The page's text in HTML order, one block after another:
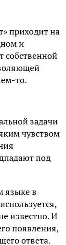
приходит на
и
собственной
то.
задачи
чувством
под
языке в
известно. И
появления,
ответа.